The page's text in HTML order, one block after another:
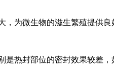
为微生物的滋生繁殖提供良
热封部位的密封效果较差